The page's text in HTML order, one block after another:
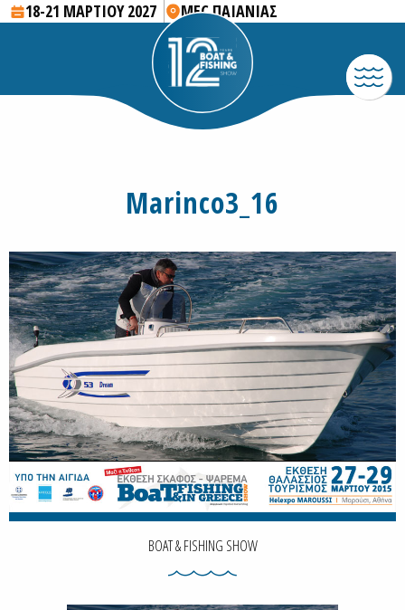
18-21 ΜΑΡΤΙΟΥ 2027 MEC ΠΑΙΑΝΙΑΣ
Marinco3_16
BOAT & FISHING SHOW